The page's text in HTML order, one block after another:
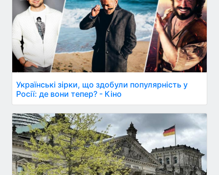
Українські зірки, що здобули популярність у
Росії: де вони тепер? - Кіно